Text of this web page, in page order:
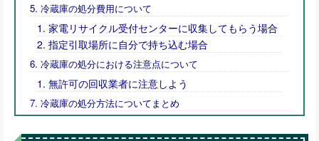
冷蔵庫の処分費用について
家電リサイクル受付センターに収集してもらう場合
指定引取場所に自分で持ち込む場合
冷蔵庫の処分における注意点について
無許可の回収業者に注意しよう
冷蔵庫の処分方法についてまとめ